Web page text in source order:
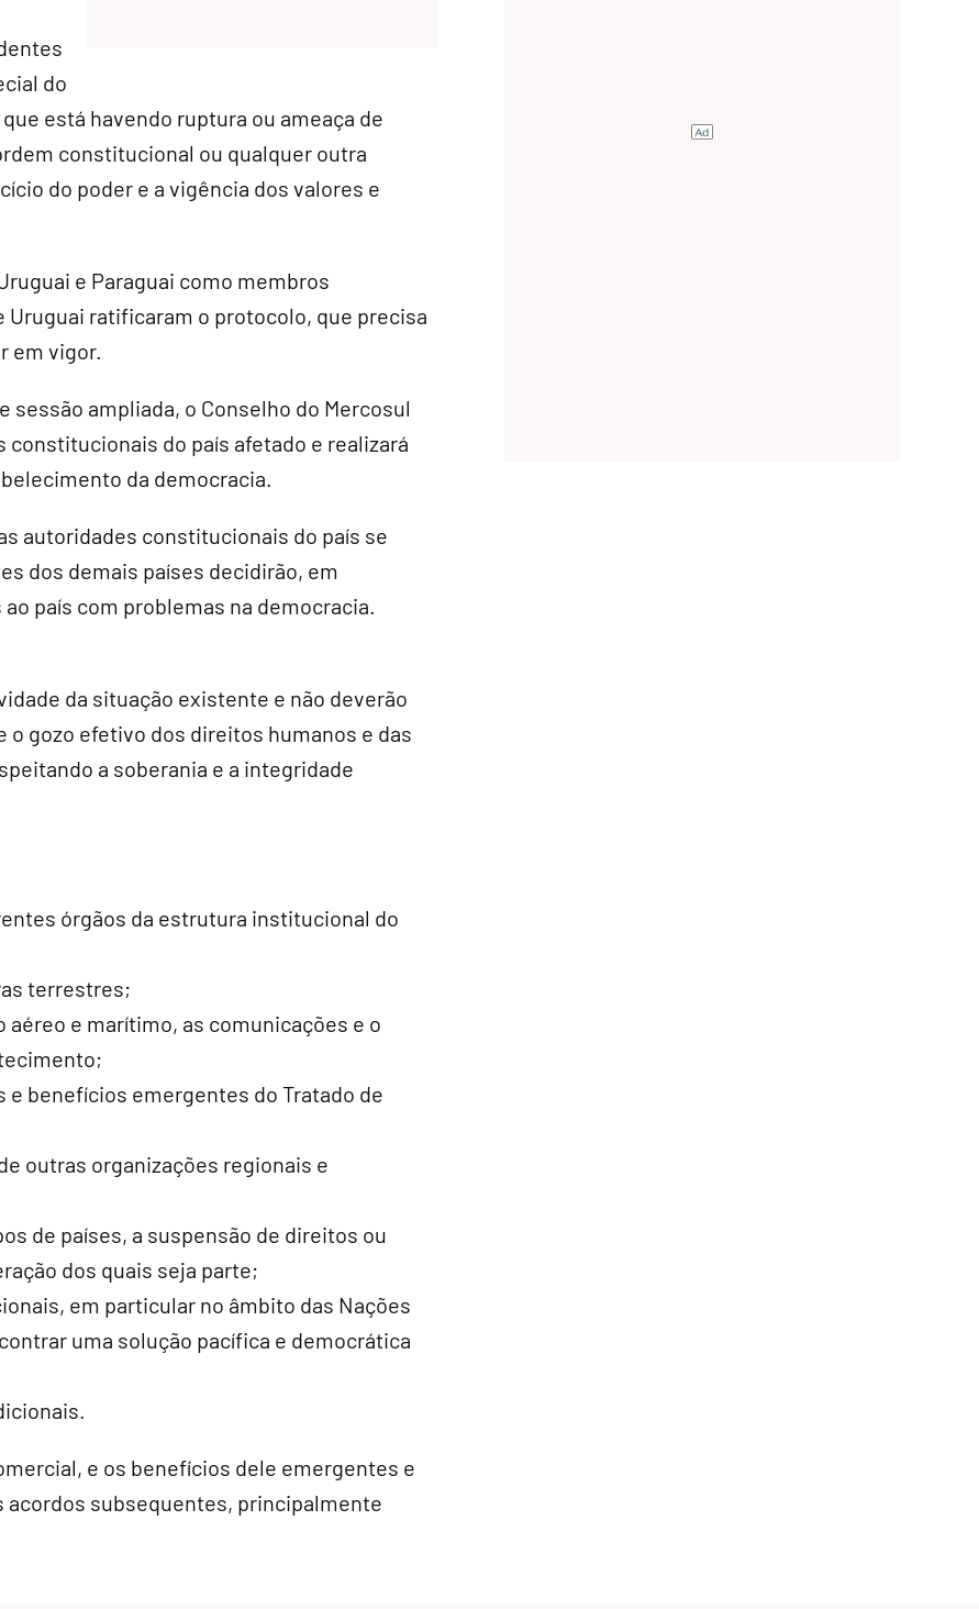
do
está havendo ruptura ou ameaça de
constitucional ou qualquer outra
do poder e a vigência dos valores e
e Paraguai como membros
ratificaram o protocolo, que precisa
em vigor.
sessão ampliada, o Conselho do Mercosul
do país afetado e realizará
da democracia.
autoridades constitucionais do país se
dos demais países decidirão, em
país com problemas na democracia.
da situação existente e não deverão
gozo efetivo dos direitos humanos e das
a soberania e a integridade
órgãos da estrutura institucional do
terrestres;
e marítimo, as comunicações e o
benefícios emergentes do Tratado de
outras organizações regionais e
de países, a suspensão de direitos ou
dos quais seja parte;
em particular no âmbito das Nações
uma solução pacífica e democrática
e os benefícios dele emergentes e
acordos subsequentes, principalmente